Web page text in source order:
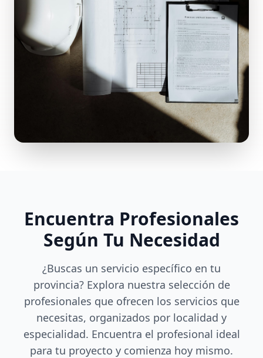
Encuentra Profesionales
Según Tu Necesidad
¿Buscas un servicio específico en tu
provincia? Explora nuestra selección de
profesionales que ofrecen los servicios que
necesitas, organizados por localidad y
especialidad. Encuentra el profesional ideal
para tu proyecto y comienza hoy mismo.